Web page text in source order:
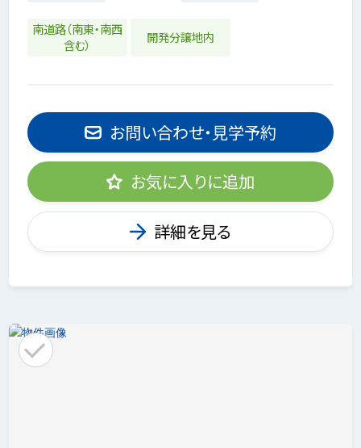
南道路（南東・南西
含む）
開発分譲地内
お問い合わせ・見学予約
お気に入りに追加
詳細を見る